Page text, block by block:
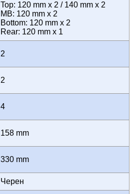
Top: 120 mm x 2 / 140 mm x 2
MB: 120 mm x 2
Bottom: 120 mm x 2
Rear: 120 mm x 1
2
2
4
158 mm
330 mm
Черен